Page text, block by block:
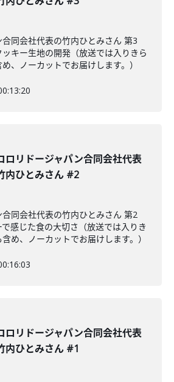
同会社代表の竹内ひとみさん 第3
キー生地の開発（放送では入りきら
、ノーカットでお届けします。）
ロリドージャパン合同会社代表
内ひとみさん #2
同会社代表の竹内ひとみさん 第2
感じた食の大切さ（放送では入りき
め、ノーカットでお届けします。）
ロリドージャパン合同会社代表
内ひとみさん #1